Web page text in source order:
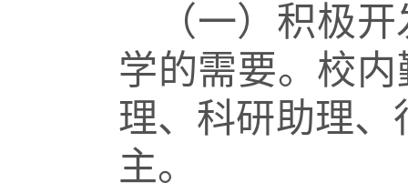
（一）积极
学的需要。 校内
理、科研助理、
主。